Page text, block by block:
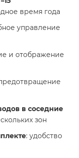
время года
управление
и отображение
в соседние
зон
: удобство